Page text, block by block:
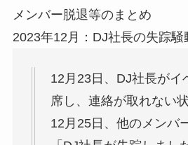
メンバー脱退等のまとめ
2023年12月：DJ社長の失踪騒
12月23日、DJ社長がイ
席し、連絡が取れない状
12月25日、他のメンバ